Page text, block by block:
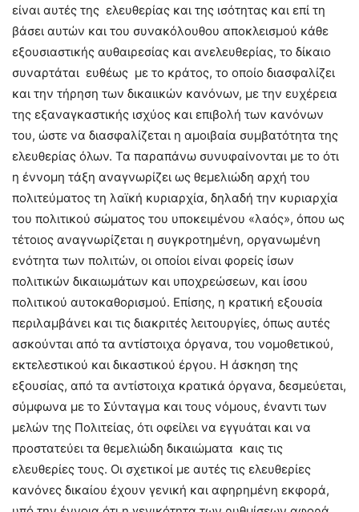
είναι αυτές της ελευθερίας και της ισότητας και επί τη
βάσει αυτών και του συνακόλουθου αποκλεισμού κάθε
εξουσιαστικής αυθαιρεσίας και ανελευθερίας, το δίκαιο
συναρτάται ευθέως με το κράτος, το οποίο διασφαλίζει
και την τήρηση των δικαιικών κανόνων, με την ευχέρεια
της εξαναγκαστικής ισχύος και επιβολή των κανόνων
του, ώστε να διασφαλίζεται η αμοιβαία συμβατότητα της
ελευθερίας όλων. Τα παραπάνω συνυφαίνονται με το ότι
η έννομη τάξη αναγνωρίζει ως θεμελιώδη αρχή του
πολιτεύματος τη λαϊκή κυριαρχία, δηλαδή την κυριαρχία
του πολιτικού σώματος του υποκειμένου «λαός», όπου ως
τέτοιος αναγνωρίζεται η συγκροτημένη, οργανωμένη
ενότητα των πολιτών, οι οποίοι είναι φορείς ίσων
πολιτικών δικαιωμάτων και υποχρεώσεων, και ίσου
πολιτικού αυτοκαθορισμού. Επίσης, η κρατική εξουσία
περιλαμβάνει και τις διακριτές λειτουργίες, όπως αυτές
ασκούνται από τα αντίστοιχα όργανα, του νομοθετικού,
εκτελεστικού και δικαστικού έργου. Η άσκηση της
εξουσίας, από τα αντίστοιχα κρατικά όργανα, δεσμεύεται,
σύμφωνα με το Σύνταγμα και τους νόμους, έναντι των
μελών της Πολιτείας, ότι οφείλει να εγγυάται και να
προστατεύει τα θεμελιώδη δικαιώματα καις τις
ελευθερίες τους. Οι σχετικοί με αυτές τις ελευθερίες
κανόνες δικαίου έχουν γενική και αφηρημένη εκφορά,